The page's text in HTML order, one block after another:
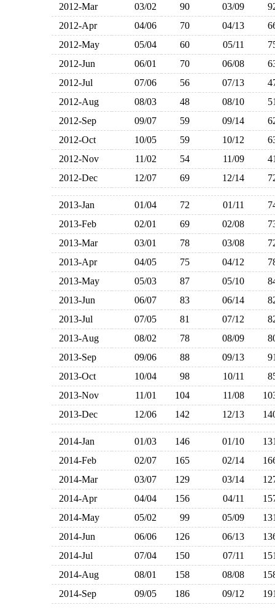
2012-Mar
03/02 90 03/09
2012-Apr
04/06 70 04/13
2012-May
05/04 60 05/11
2012-Jun
06/01 70 06/08
2012-Jul
07/06 56 07/13
2012-Aug
08/03 48 08/10
2012-Sep
09/07 59 09/14
2012-Oct
10/05 59 10/12
2012-Nov
11/02 54 11/09
2012-Dec
12/07 69 12/14
2013-Jan 01/04 72 01/11
2013-Feb
02/01 69 02/08
2013-Mar
03/01 78 03/08
2013-Apr
04/05 75 04/12
2013-May
05/03 87 05/10
2013-Jun
06/07 83 06/14
2013-Jul
07/05 81 07/12
2013-Aug
08/02 78 08/09
2013-Sep
09/06 88 09/13
2013-Oct
10/04 98 10/11
2013-Nov
11/01 104 11/08
2013-Dec
12/06 142 12/13
2014-Jan 01/03 146 01/10
2014-Feb
02/07 165 02/14
2014-Mar
03/07 129 03/14
2014-Apr
04/04 156 04/11
2014-May
05/02 99 05/09
2014-Jun
06/06 126 06/13
2014-Jul
07/04 150 07/11
2014-Aug
08/01 158 08/08
2014-Sep
09/05 186 09/12